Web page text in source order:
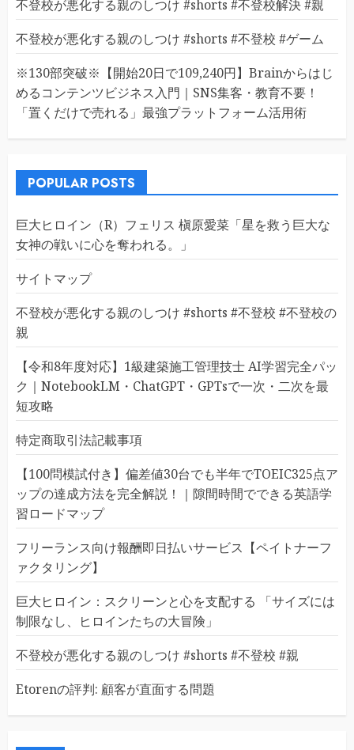
不登校が悪化する親のしつけ #shorts #不登校解決 #親
不登校が悪化する親のしつけ #shorts #不登校 #ゲーム
※130部突破※【開始20日で109,240円】Brainからはじ
めるコンテンツビジネス入門｜SNS集客・教育不要！
「置くだけで売れる」最強プラットフォーム活用術
POPULAR POSTS
巨大ヒロイン（R）フェリス 槇原愛菜「星を救う巨大な
女神の戦いに心を奪われる。」
サイトマップ
不登校が悪化する親のしつけ #shorts #不登校 #不登校の
親
【令和8年度対応】1級建築施工管理技士 AI学習完全パッ
ク｜NotebookLM・ChatGPT・GPTsで一次・二次を最
短攻略
特定商取引法記載事項
【100問模試付き】偏差値30台でも半年でTOEIC325点ア
ップの達成方法を完全解説！｜隙間時間でできる英語学
習ロードマップ
フリーランス向け報酬即日払いサービス【ペイトナーフ
ァクタリング】
巨大ヒロイン：スクリーンと心を支配する 「サイズには
制限なし、ヒロインたちの大冒険」
不登校が悪化する親のしつけ #shorts #不登校 #親
Etorenの評判: 顧客が直面する問題